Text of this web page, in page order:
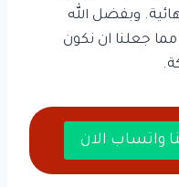
وبفضل الله
جعلنا ان نكون
واتساب الان